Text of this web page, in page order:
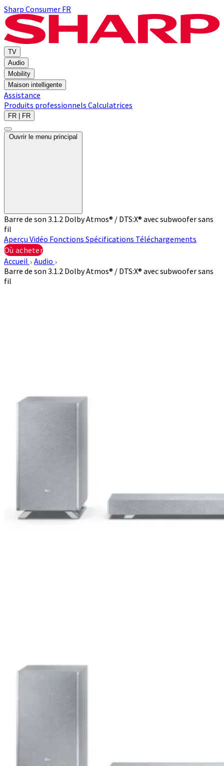
Sharp Consumer FR
TV
Audio
Mobility
Maison intelligente
Assistance
Produits professionnels Calculatrices
FR | FR
Ouvrir le menu principal
Barre de son 3.1.2 Dolby Atmos® / DTS:X® avec subwoofer sans
fil
Aperçu Vidéo Fonctions Spécifications Téléchargements
Où acheter
Accueil
Audio
Barre de son 3.1.2 Dolby Atmos® / DTS:X® avec subwoofer sans
fil